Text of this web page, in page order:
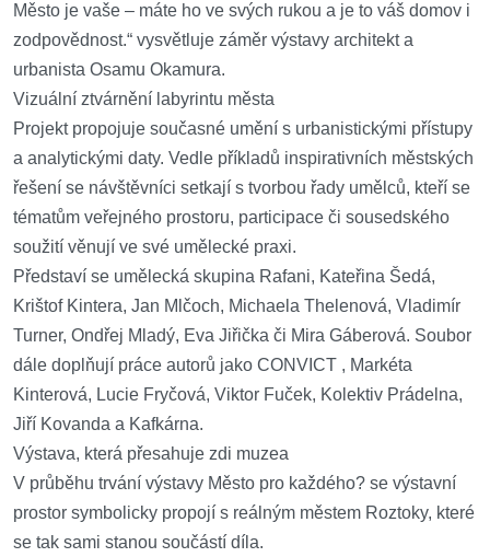
Město je vaše – máte ho ve svých rukou a je to váš domov i
zodpovědnost.“ vysvětluje záměr výstavy architekt a
urbanista Osamu Okamura.
Vizuální ztvárnění labyrintu města
Projekt propojuje současné umění s urbanistickými přístupy
a analytickými daty. Vedle příkladů inspirativních městských
řešení se návštěvníci setkají s tvorbou řady umělců, kteří se
tématům veřejného prostoru, participace či sousedského
soužití věnují ve své umělecké praxi.
Představí se umělecká skupina Rafani, Kateřina Šedá,
Krištof Kintera, Jan Mlčoch, Michaela Thelenová, Vladimír
Turner, Ondřej Mladý, Eva Jiřička či Mira Gáberová. Soubor
dále doplňují práce autorů jako CONVICT , Markéta
Kinterová, Lucie Fryčová, Viktor Fuček, Kolektiv Prádelna,
Jiří Kovanda a Kafkárna.
Výstava, která přesahuje zdi muzea
V průběhu trvání výstavy Město pro každého? se výstavní
prostor symbolicky propojí s reálným městem Roztoky, které
se tak sami stanou součástí díla.